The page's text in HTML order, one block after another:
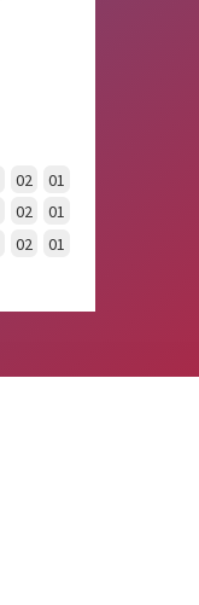
02 01
02 01
02
01